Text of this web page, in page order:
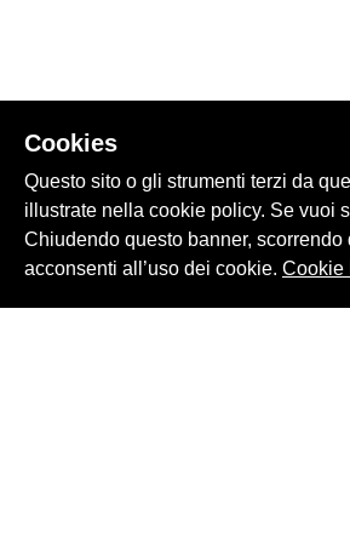
Cookies
Questo sito o gli strumenti terzi da
illustrate nella cookie policy. Se vuoi
Chiudendo questo banner,
acconsenti all’uso dei cookie. Cookie